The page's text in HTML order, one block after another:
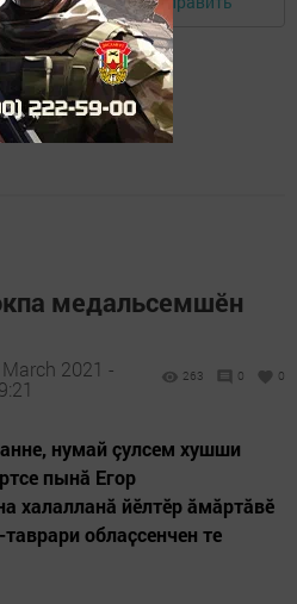
медальсемшӗн
2021 -
263 0 0
нумай çулсем хушши
пынӑ Егор
халалланă йӗлтӗр ăмăртăвӗ
облаҫсенчен те